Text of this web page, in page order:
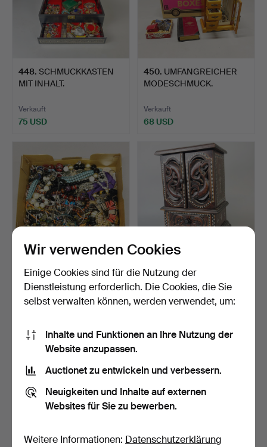
448. SCHMUCKKASTEN
MIT INHALT.
Verkauft
75 USD
450. UMFANGREICHER
MODESCHMUCK.
Verkauft
68 USD
441.SCHMUCKDOSE MIT
MODESCHMUCK.
447.SCHMUCKKASTEN
MIT MODESCHMUCK.
Wir verwenden Cookies
Einige Cookies sind für die Nutzung der
Dienstleistung erforderlich. Die Cookies, die Sie
selbst verwalten können, werden verwendet, um:
Inhalte und Funktionen an Ihre Nutzung der
Website anzupassen.
Auctionet zu entwickeln und verbessern.
Neuigkeiten und Inhalte auf externen
Websites für Sie zu bewerben.
Weitere Informationen: Datenschutzerklärung